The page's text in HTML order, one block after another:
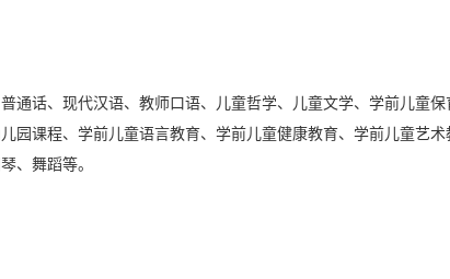
通话、现代汉语、教师口语、儿童哲学、儿童文学、学前儿童保
园课程、学前儿童语言教育、学前儿童健康教育、学前儿童艺术
、舞蹈等。